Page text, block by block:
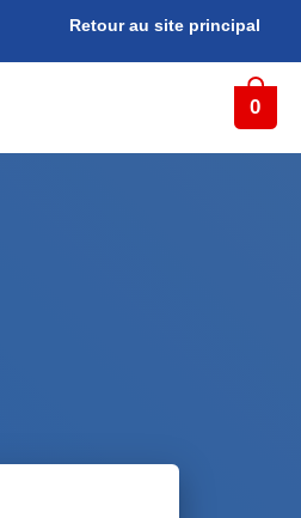
Retour au site principal
0